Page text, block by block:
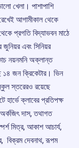
খেলা। পাশাপাশি
আগামীকাল থেকে
প্রগতি বিদ্যাভবন মাঠে
এবং সিনিয়র
নয়নমনি অক্লান্ত
জন ক্রিকেটার। ভিন
স্তরেরও রয়েছে
ক্লাবের প্রতিপক্ষ
দাস, তথাগত
মিত্র, আকাশ আচার্য,
বিক্রম দেবনাথ, রূপম